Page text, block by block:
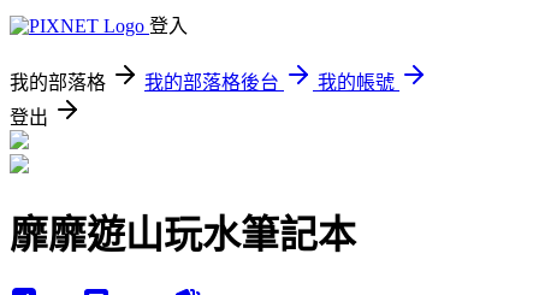
登入
我的部落格 我的部落格後台
我的帳號
登出
靡靡遊山玩水筆記本